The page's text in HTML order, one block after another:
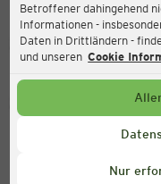
Betroffener dahingehend
Informationen -
Daten in Drittländern -
und unseren Cookie
Nur
Aktuell:
Geschlossen
Service
+43 (0) 1 2675